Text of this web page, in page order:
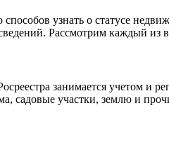
способов узнать о статусе
Рассмотрим каждый из
занимается учетом и
садовые участки, землю и